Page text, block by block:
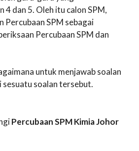
dan 5. Oleh itu calon SPM,
Percubaan SPM sebagai
Percubaan SPM dan
untuk menjawab soalan
soalan tersebut.
Percubaan SPM Kimia Johor